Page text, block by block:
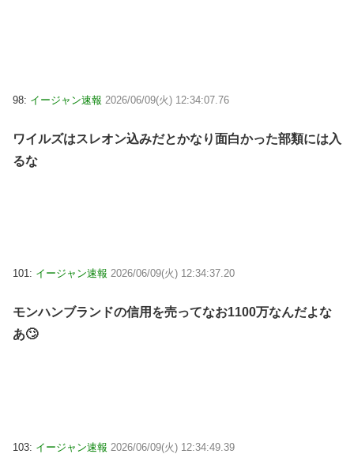
98: イージャン速報 2026/06/09(火) 12:34:07.76
ワイルズはスレオン込みだとかなり面白かった部類には入
るな
101: イージャン速報 2026/06/09(火) 12:34:37.20
モンハンブランドの信用を売ってなお1100万なんだよな
あ🙄
103: イージャン速報 2026/06/09(火) 12:34:49.39